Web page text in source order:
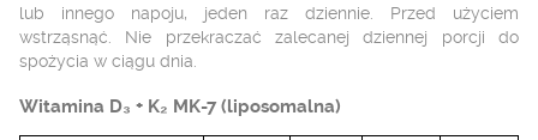
lub innego napoju, jeden raz dziennie. Przed użyciem
wstrząsnąć. Nie przekraczać zalecanej dziennej porcji do
spożycia w ciągu dnia.
Witamina D₃ + K₂ MK-7 (liposomalna)